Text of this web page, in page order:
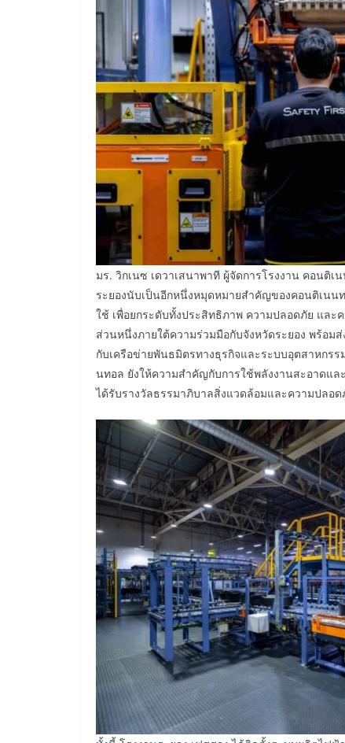
มร. วิกเนซ เดวาเสนาพาที ผู้จัดการโรงงาน คอนติ
ระยองนับเป็นอีกหนึ่งหมุดหมายสำคัญของคอนติเน
ใช้ เพื่อยกระดับทั้งประสิทธิภาพ ความปลอดภัย และ
ส่วนหนึ่งภายใต้ความร่วมมือกับจังหวัดระยอง พร้อม
กับเครือข่ายพันธมิตรทางธุรกิจและระบบอุตสาหกร
นทอล ยังให้ความสำคัญกับการใช้พลังงานสะอาดแ
ได้รับรางวัลธรรมาภิบาลสิ่งแวดล้อมและความปลอ